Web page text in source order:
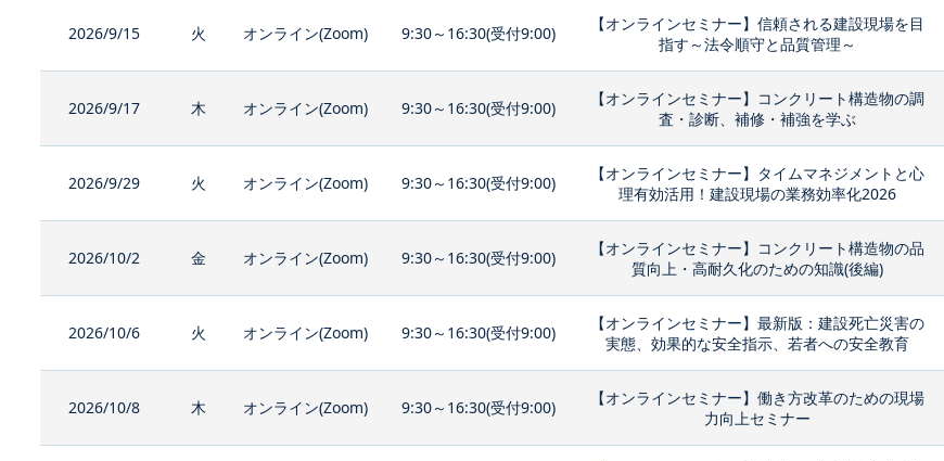
2026/9/15 火 オンライン(Zoom) 9:30～16:30(受付9:00)
【オンラインセミナー】信頼される建設現場を目
指す～法令順守と品質管理～
2026/9/17 木 オンライン(Zoom) 9:30～16:30(受付9:00)
【オンラインセミナー】コンクリート構造物の調
査・診断、補修・補強を学ぶ
2026/9/29 火 オンライン(Zoom) 9:30～16:30(受付9:00)
【オンラインセミナー】タイムマネジメントと心
理有効活用！建設現場の業務効率化2026
2026/10/2 金 オンライン(Zoom) 9:30～16:30(受付9:00)
【オンラインセミナー】コンクリート構造物の品
質向上・高耐久化のための知識(後編)
2026/10/6 火 オンライン(Zoom) 9:30～16:30(受付9:00)
【オンラインセミナー】最新版：建設死亡災害の
実態、効果的な安全指示、若者への安全教育
2026/10/8 木 オンライン(Zoom) 9:30～16:30(受付9:00)
【オンラインセミナー】働き方改革のための現場
力向上セミナー